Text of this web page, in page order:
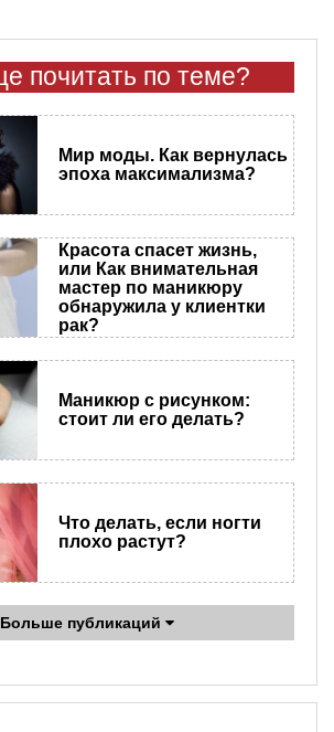
почитать по теме?
Мир моды. Как вернулась
эпоха максимализма?
Красота спасет жизнь,
или Как внимательная
мастер по маникюру
обнаружила у клиентки
рак?
Маникюр с рисунком:
стоит ли его делать?
Что делать, если ногти
плохо растут?
Больше публикаций